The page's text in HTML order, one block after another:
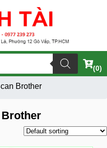
(0)
Brother
Brother